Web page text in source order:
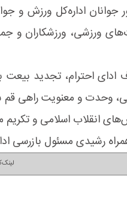
جوانان اداره‌کل ورزش و
ورزشی، ورزشکاران و
احترام، تجدید بیعت
وحدت و معنویت راهی
انقلاب اسلامی و
رشیدی مسئول بازرسی